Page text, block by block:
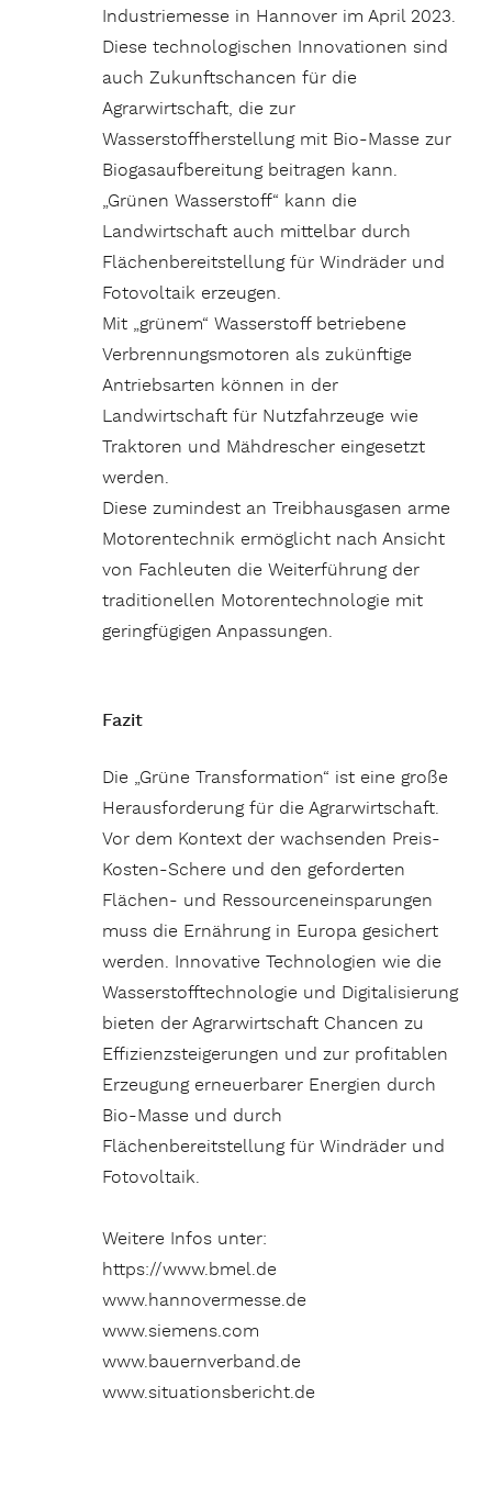
Industriemesse in Hannover im April 2023.
Diese technologischen Innovationen sind
auch Zukunftschancen für die
Agrarwirtschaft, die zur
Wasserstoffherstellung mit Bio-Masse zur
Biogasaufbereitung beitragen kann.
„Grünen Wasserstoff“ kann die
Landwirtschaft auch mittelbar durch
Flächenbereitstellung für Windräder und
Fotovoltaik erzeugen.
Mit „grünem“ Wasserstoff betriebene
Verbrennungsmotoren als zukünftige
Antriebsarten können in der
Landwirtschaft für Nutzfahrzeuge wie
Traktoren und Mähdrescher eingesetzt
werden.
Diese zumindest an Treibhausgasen arme
Motorentechnik ermöglicht nach Ansicht
von Fachleuten die Weiterführung der
traditionellen Motorentechnologie mit
geringfügigen Anpassungen.
Fazit
Die „Grüne Transformation“ ist eine große
Herausforderung für die Agrarwirtschaft.
Vor dem Kontext der wachsenden Preis-
Kosten-Schere und den geforderten
Flächen- und Ressourceneinsparungen
muss die Ernährung in Europa gesichert
werden. Innovative Technologien wie die
Wasserstofftechnologie und Digitalisierung
bieten der Agrarwirtschaft Chancen zu
Effizienzsteigerungen und zur profitablen
Erzeugung erneuerbarer Energien durch
Bio-Masse und durch
Flächenbereitstellung für Windräder und
Fotovoltaik.
Weitere Infos unter:
https://www.bmel.de
www.hannovermesse.de
www.siemens.com
www.bauernverband.de
www.situationsbericht.de